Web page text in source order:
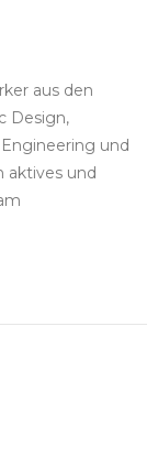
aus den
Design,
und
aktives und